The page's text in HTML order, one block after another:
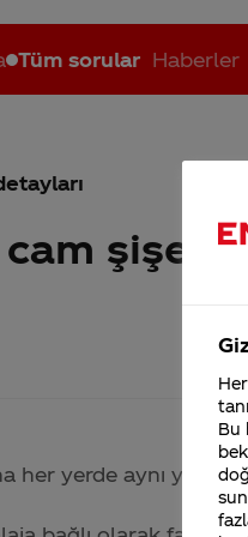
Tüm sorular Haberler
cola İsrail malı mı Yani ...
şişe
her yerde aynı
Bu